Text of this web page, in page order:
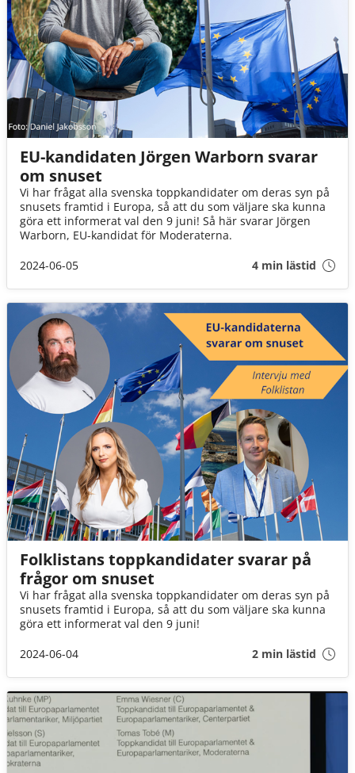
EU-kandidaten Jörgen Warborn svarar
om snuset
Vi har frågat alla svenska toppkandidater om deras syn på
snusets framtid i Europa, så att du som väljare ska kunna
göra ett informerat val den 9 juni! Så här svarar Jörgen
Warborn, EU-kandidat för Moderaterna.
2024-06-05
4 min lästid
Folklistans toppkandidater svarar på
frågor om snuset
Vi har frågat alla svenska toppkandidater om deras syn på
snusets framtid i Europa, så att du som väljare ska kunna
göra ett informerat val den 9 juni!
2024-06-04
2 min lästid